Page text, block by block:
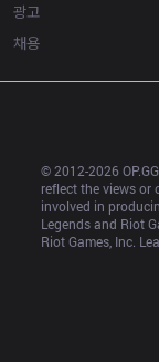
광고
채용
© 2012-2026
reflect the views or
involved in
Legends and Riot
Riot Games, Inc.